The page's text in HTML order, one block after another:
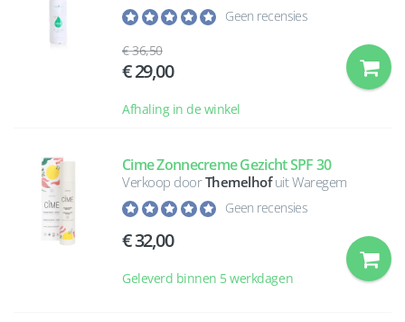
Geen recensies
36,50
29,00
Afhaling in de winkel
Cime Zonnecreme Gezicht SPF 30
Verkoop doorThemelhofuit Waregem
Geen recensies
32,00
Geleverd binnen 5 werkdagen